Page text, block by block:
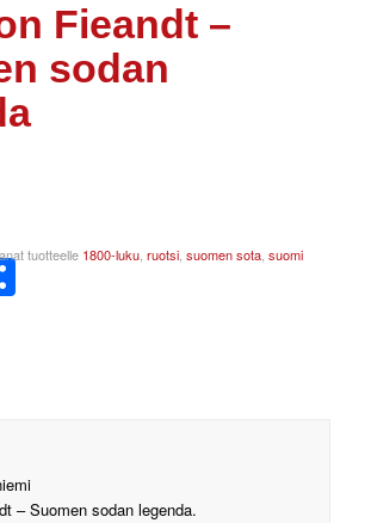
Fieandt –
sodan
tuotteelle 1800-luku, ruotsi, suomen sota, suomi
Share
– Suomen sodan legenda.